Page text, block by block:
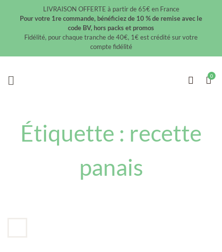
LIVRAISON OFFERTE à partir de 65€ en France
Pour votre 1re commande, bénéficiez de 10 % de remise avec le
code BV, hors packs et promos
Fidélité, pour chaque tranche de 40€, 1€ est crédité sur votre
compte fidélité
Étiquette : recette
panais